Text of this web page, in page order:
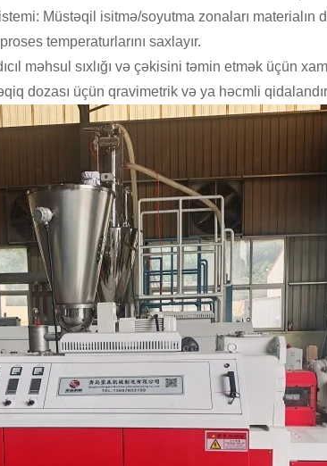
Müstəqil isitmə/soyutma zonaları materialın
temperaturlarını saxlayır.
məhsul sıxlığı və çəkisini təmin etmək üçün
dozası üçün qravimetrik və ya həcmli